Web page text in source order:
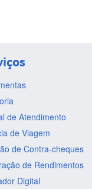
de Atendimento
de Viagem
de Contra-cheques
de Rendimentos
Digital